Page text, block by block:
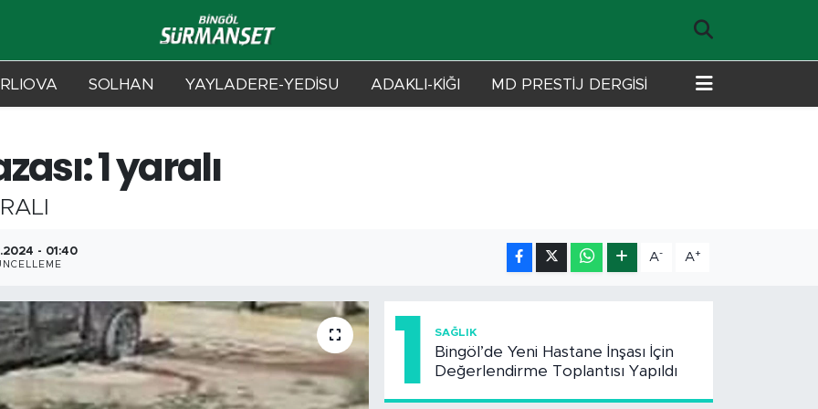
SOLHAN YAYLADERE-YEDİSU ADAKLI-KİĞI MD PRESTİJ DERGİSİ
1 yaralı
- 01:40 A- A+
1 SAĞLIK
Bingöl’de Yeni Hastane İnşası İçin
Değerlendirme Toplantısı Yapıldı